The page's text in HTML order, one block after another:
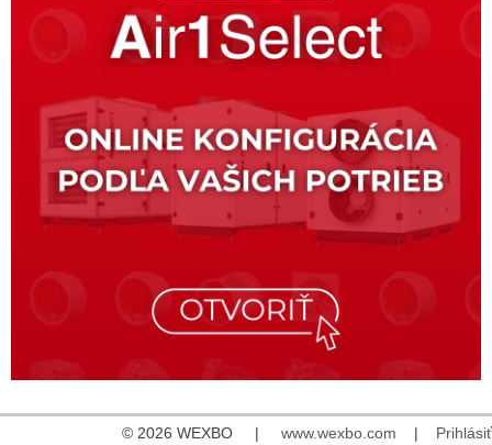
© 2026 WEXBO | www.wexbo.com | Prihlásiť